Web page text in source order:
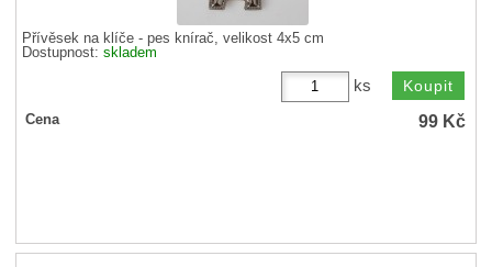
Přívěsek na klíče - pes knírač, velikost 4x5 cm
Dostupnost:skladem
ks
Cena 99 Kč